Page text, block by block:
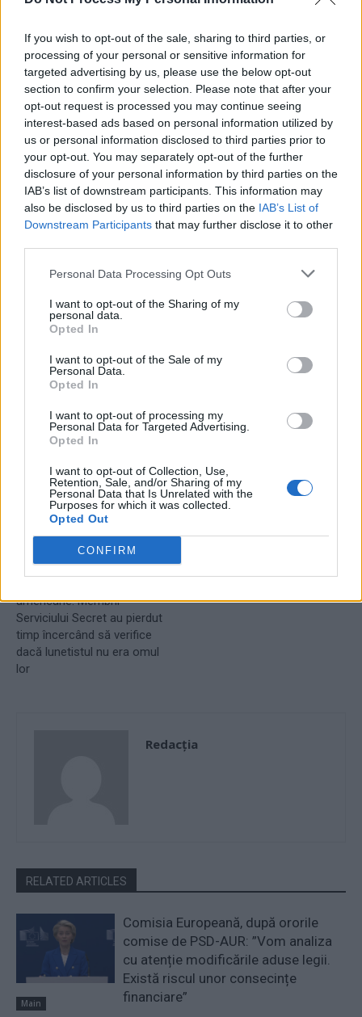
If you wish to opt-out of the sale, sharing to third parties, or
processing of your personal or sensitive information for
targeted advertising by us, please use the below opt-out
section to confirm your selection. Please note that after your
opt-out request is processed you may continue seeing
interest-based ads based on personal information utilized by
us or personal information disclosed to third parties prior to
your opt-out. You may separately opt-out of the further
disclosure of your personal information by third parties on the
IAB’s list of downstream participants. This information may
also be disclosed by us to third parties on the IAB’s List of
Downstream Participants that may further disclose it to other
Personal Data Processing Opt Outs
I want to opt-out of the Sharing of my
personal data.
Opted In
I want to opt-out of the Sale of my
Personal Data.
Opted In
I want to opt-out of processing my
Personal Data for Targeted Advertising.
Opted In
I want to opt-out of Collection, Use,
Retention, Sale, and/or Sharing of my
Personal Data that Is Unrelated with the
Purposes for which it was collected.
Opted Out
CONFIRM
*„Lebăda neagră” care a lovit extrema dreaptă
la alegerile din Franța: apelul fotbalistului
Mbappé și bara portughezului Joao Felix.
Francezii s-au mobilizat și au trimis-o pe
Marine Le Pen pe locul 3, dar au adus extrema
stângă la victorie. Greu de făcut o majoritate
rezonabilă pentru gu
- Advertisement -
Diana Pungă
Articolul precedent
Tentativa de asasinat asupra
lui Trump: breșa de securitate
s-a produs unde acționau
forțele de ordine locale,
dezvăluie un fost membru al
americane. Membrii
Serviciului Secret au pierdut
timp încercând să verifice
dacă lunetistul nu era omul
lor
Articolul următor
Credite agricole: investiții
agricole
Redacţia
RELATED ARTICLES
Main
Comisia Europeană, după ororile
comise de PSD-AUR: ”Vom analiza
cu atenție modificările aduse legii.
Există riscul unor consecințe
financiare”